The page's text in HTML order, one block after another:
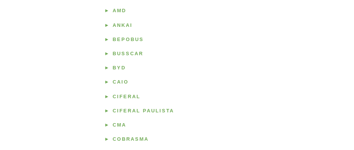
► AMD
► ANKAI
► BEPOBUS
► BUSSCAR
► BYD
► CAIO
► CIFERAL
► CIFERAL PAULISTA
► CMA
► COBRASMA